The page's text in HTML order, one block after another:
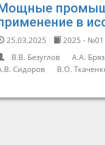
в
25.03.2025 2025 - №01
В.В. Безуглов
А.А.
Сидоров
В.О.